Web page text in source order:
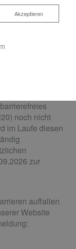
zu machen.
noch nicht
im Laufe diesen
zur
auffallen
Website
Akzeptieren